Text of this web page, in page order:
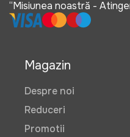
“Misiunea noastră -
Magazin
Despre noi
Reduceri
Promotii